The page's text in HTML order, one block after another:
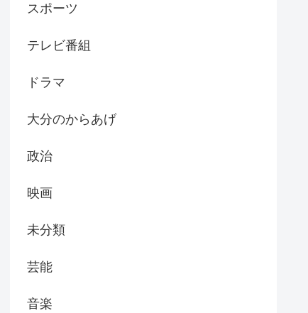
スポーツ
テレビ番組
ドラマ
大分のからあげ
政治
映画
未分類
芸能
音楽